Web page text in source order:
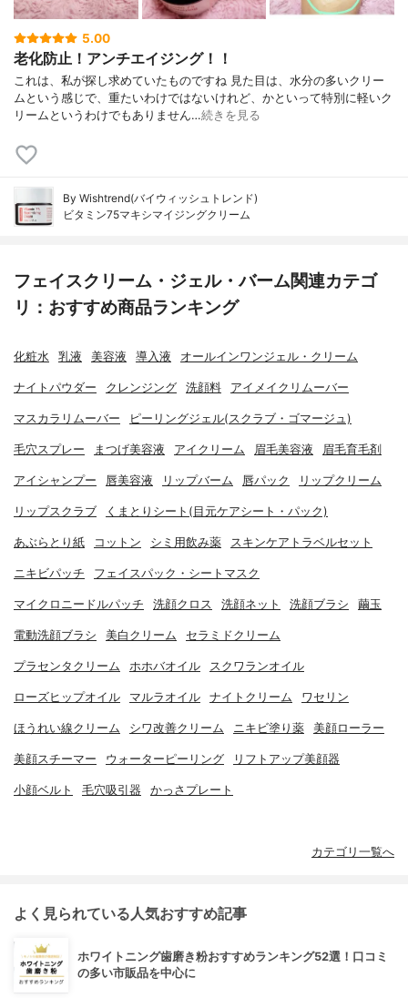
5.00
老化防止！アンチエイジング！！
これは、私が探し求めていたものですね 見た目は、水分の多いクリー
ムという感じで、重たいわけではないけれど、かといって特別に軽いク
リームというわけでもありません…続きを見る
By Wishtrend(バイウィッシュトレンド)
ビタミン75マキシマイジングクリーム
フェイスクリーム・ジェル・バーム関連カテゴ
リ：おすすめ商品ランキング
化粧水 乳液 美容液 導入液 オールインワンジェル・クリーム
ナイトパウダー クレンジング 洗顔料 アイメイクリムーバー
マスカラリムーバー ピーリングジェル(スクラブ・ゴマージュ)
毛穴スプレー まつげ美容液 アイクリーム 眉毛美容液 眉毛育毛剤
アイシャンプー 唇美容液 リップバーム 唇パック リップクリーム
リップスクラブ くまとりシート(目元ケアシート・パック)
あぶらとり紙 コットン シミ用飲み薬 スキンケアトラベルセット
ニキビパッチ フェイスパック・シートマスク
マイクロニードルパッチ 洗顔クロス 洗顔ネット 洗顔ブラシ 繭玉
電動洗顔ブラシ 美白クリーム セラミドクリーム
プラセンタクリーム ホホバオイル スクワランオイル
ローズヒップオイル マルラオイル ナイトクリーム ワセリン
ほうれい線クリーム シワ改善クリーム ニキビ塗り薬 美顔ローラー
美顔スチーマー ウォーターピーリング リフトアップ美顔器
小顔ベルト 毛穴吸引器 かっさプレート
カテゴリ一覧へ
よく見られている人気おすすめ記事
ホワイトニング歯磨き粉おすすめランキング52選！口コミ
の多い市販品を中心に